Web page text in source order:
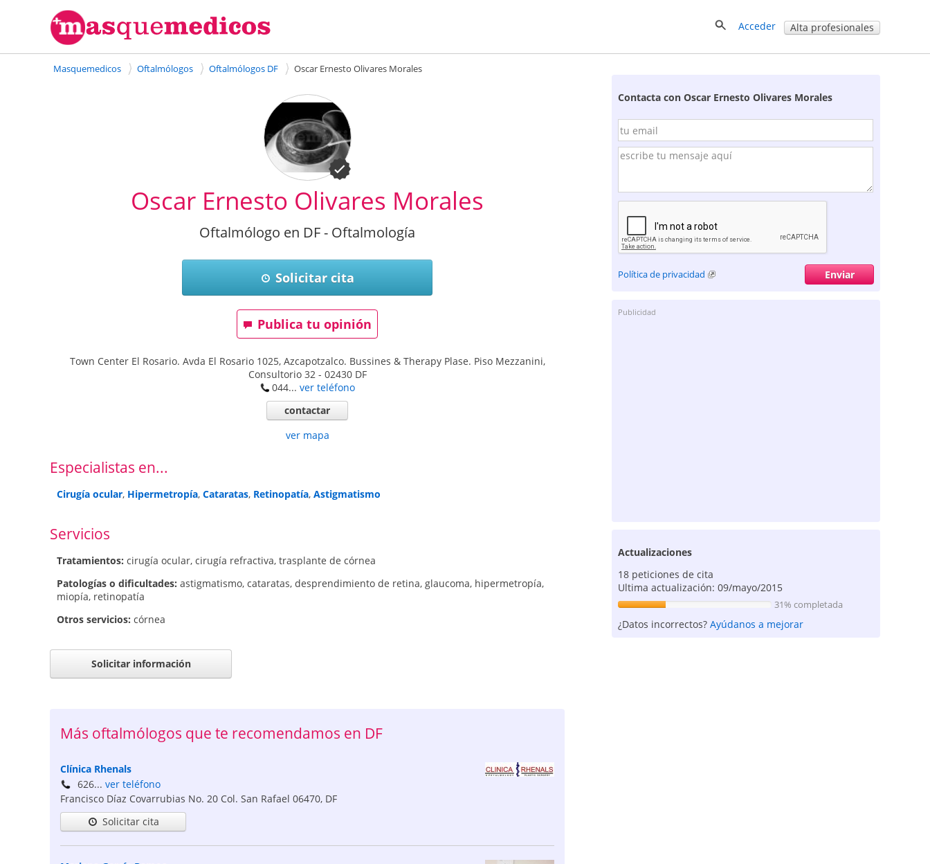
Acceder Alta profesionales
Masquemedicos Oftalmólogos Oftalmólogos DF Oscar Ernesto Olivares Morales
Oscar Ernesto Olivares Morales
Oftalmólogo en DF - Oftalmología
Solicitar cita
Publica tu opinión
Town Center El Rosario. Avda El Rosario 1025, Azcapotzalco. Bussines & Therapy Plase. Piso Mezzanini,
Consultorio 32 - 02430 DF
044... ver teléfono
contactar
ver mapa
Especialistas en...
Cirugía ocular, Hipermetropía, Cataratas, Retinopatía, Astigmatismo
Servicios
Tratamientos: cirugía ocular, cirugía refractiva, trasplante de córnea
Patologí­as o dificultades: astigmatismo, cataratas, desprendimiento de retina, glaucoma, hipermetropía,
miopía, retinopatía
Otros servicios: córnea
Solicitar información
Más oftalmólogos que te recomendamos en DF
Clínica Rhenals
626... ver teléfono
Francisco Díaz Covarrubias No. 20 Col. San Rafael 06470, DF
Solicitar cita
Contacta con Oscar Ernesto Olivares Morales
Política de privacidad
Publicidad
Actualizaciones
18 peticiones de cita
Ultima actualización: 09/mayo/2015
31% completada
¿Datos incorrectos?Ayúdanos a mejorar